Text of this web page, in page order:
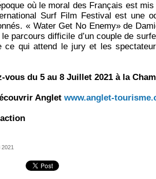
où le moral des Français est
Surf Film Festival est une
« Water Get No Enemy» de
parcours difficile d’un couple de
ce qui attend le jury et les
vous du 5 au 8 Juillet 2021 à la
Angletwww.anglet-